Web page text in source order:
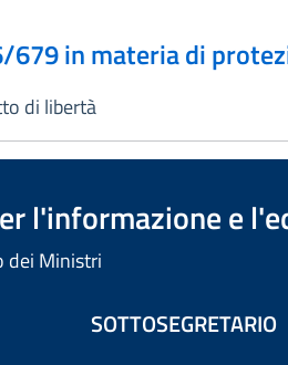
in materia di
di libertà
l'informazione e
dei Ministri
SOTTOSEGRETARIO